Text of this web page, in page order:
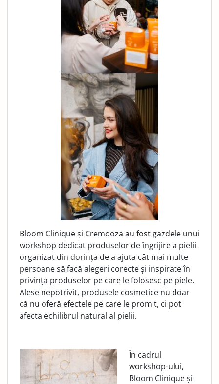
Bloom Clinique și Cremooza au fost gazdele unui
workshop dedicat produselor de îngrijire a pielii,
organizat din dorința de a ajuta cât mai multe
persoane să facă alegeri corecte și inspirate în
privința produselor pe care le folosesc pe piele.
Alese nepotrivit, produsele cosmetice nu doar
că nu oferă efectele pe care le promit, ci pot
afecta echilibrul natural al pielii.
În cadrul
workshop-ului,
Bloom Clinique și